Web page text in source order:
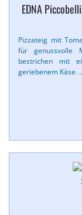
EDNA
Pizzateig mit
für genussvolle
bestrichen mit
geriebenem Käse.